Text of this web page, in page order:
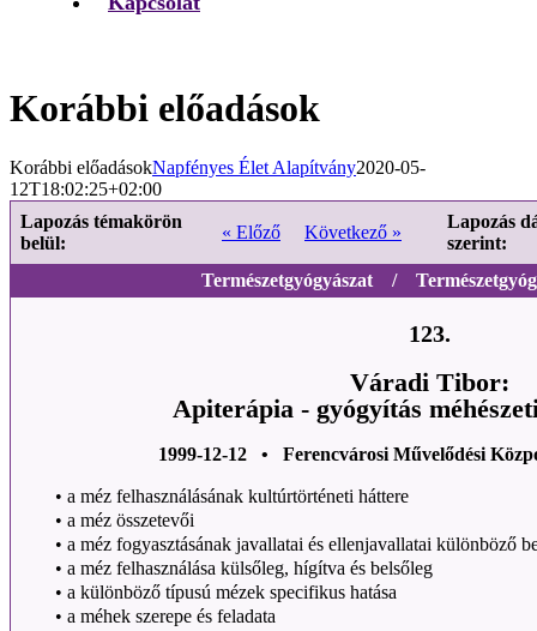
Korábbi előadások
Korábbi előadásokNapfényes Élet Alapítvány2020-05-
12T18:02:25+02:00
Lapozás témakörön
belül:
« Előző Következő »
Lapozás
szerint:
Természetgyógyászat /
123.
Váradi Tibor:
Apiterápia - gyógyítás
1999-12-12 • Ferencvárosi Művelődési
• a méz felhasználásának kultúrtörténeti háttere
• a méz összetevői
• a méz fogyasztásának javallatai és ellenjavallatai különböző
• a méz felhasználása külsőleg, hígítva és belsőleg
• a különböző típusú mézek specifikus hatása
• a méhek szerepe és feladata